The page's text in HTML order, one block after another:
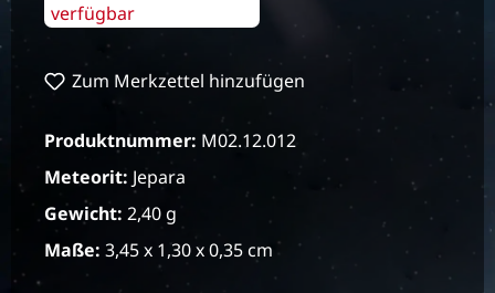
verfügbar
Zum Merkzettel hinzufügen
Produktnummer: M02.12.012
Meteorit: Jepara
Gewicht: 2,40 g
Maße: 3,45 x 1,30 x 0,35 cm